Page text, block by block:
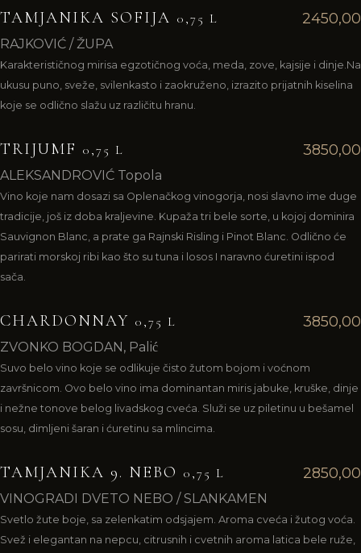
TAMJANIKA SOFIJA 0,75 L 2450,00
RAJKOVIĆ / ŽUPA
Karakterističnog mirisa egzotičnog voća, meda, zove, kajsije i dinje.Na
ukusu puno, sveže, svilenkasto i zaokruženo, izrazito prijatnih kiselina
koje se odlično slažu uz različitu hranu.
TRIJUMF 0,75 L 3850,00
ALEKSANDROVIĆ Topola
Vino koje nam dosazi sa Oplenačkog vinogorja, nosi slavno ime duge
tradicije, još iz doba kraljevine. Kupaža tri bele sorte, u kojoj dominira
Sauvignon Blanc, a prate ga Rajnski Risling i Pinot Blanc. Odlično će
parirati morskoj ribi kao što su tuna i losos I naravno ćuretini ispod
sača.
CHARDONNAY 0,75 L 3850,00
ZVONKO BOGDAN, Palić
Suvo belo vino koje se odlikuje čisto žutom bojom i voćnom
završnicom. Ovo belo vino ima dominantan miris jabuke, kruške, dinje
i nežne tonove belog livadskog cveća. Služi se uz piletinu u bešamel
sosu, dimljeni šaran i ćuretinu sa mlincima.
TAMJANIKA 9. NEBO 0,75 L 2850,00
VINOGRADI DVETO NEBO / SLANKAMEN
Svetlo žute boje, sa zelenkatim odsjajem. Aroma cveća i žutog voća.
Svež i elegantan na nepcu, citrusnih i cvetnih aroma latica bele ruže,